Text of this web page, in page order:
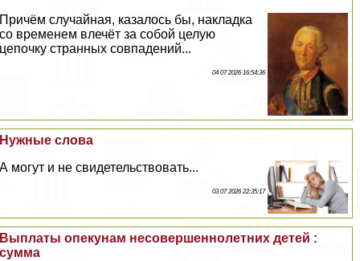
Причём случайная, казалось бы, накладка
со временем влечёт за собой целую
цепочку странных совпадений...
04 07 2026 16:54:36
Нужные слова
А могут и не свидетельствовать...
03 07 2026 22:35:17
Выплаты опекунам несовершеннолетних детей :
сумма